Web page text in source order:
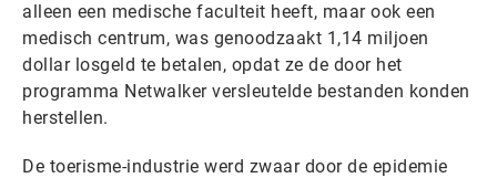
alleen een medische faculteit heeft, maar ook een
medisch centrum, was genoodzaakt 1,14 miljoen
dollar losgeld te betalen, opdat ze de door het
programma Netwalker versleutelde bestanden konden
herstellen.
De toerisme-industrie werd zwaar door de epidemie